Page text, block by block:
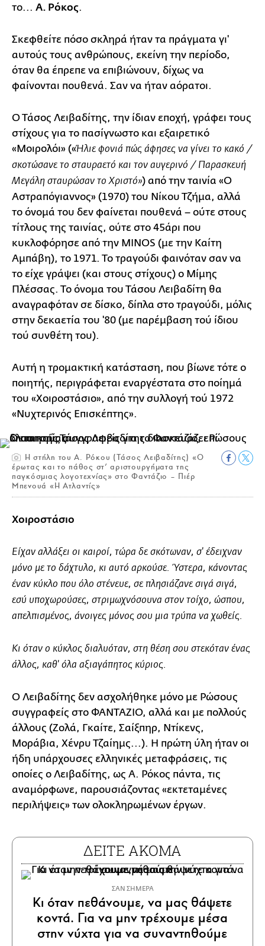
το... Α. Ρόκος.
Σκεφθείτε πόσο σκληρά ήταν τα πράγματα γι'
αυτούς τους ανθρώπους, εκείνη την περίοδο,
όταν θα έπρεπε να επιβιώνουν, δίχως να
φαίνονται πουθενά. Σαν να ήταν αόρατοι.
Ο Τάσος Λειβαδίτης, την ίδιαν εποχή, γράφει τους
στίχους για το πασίγνωστο και εξαιρετικό
«Μοιρολόι» («Ήλιε φονιά πώς άφησες να γίνει το κακό /
σκοτώσανε το σταυραετό και τον αυγερινό / Παρασκευή
Μεγάλη σταυρώσαν το Χριστό») από την ταινία «Ο
Αστραπόγιαννος» (1970) του Νίκου Τζήμα, αλλά
το όνομά του δεν φαίνεται πουθενά – ούτε στους
τίτλους της ταινίας, ούτε στο 45άρι που
κυκλοφόρησε από την MINOS (με την Καίτη
Αμπάβη), το 1971. Το τραγούδι φαινόταν σαν να
το είχε γράψει (και στους στίχους) ο Μίμης
Πλέσσας. Το όνομα του Τάσου Λειβαδίτη θα
αναγραφόταν σε δίσκο, δίπλα στο τραγούδι, μόλις
στην δεκαετία του '80 (με παρέμβαση τού ίδιου
τού συνθέτη του).
Αυτή η τρομακτική κατάσταση, που βίωνε τότε ο
ποιητής, περιγράφεται εναργέστατα στο ποίημά
του «Χοιροστάσιο», από την συλλογή τού 1972
«Νυχτερινός Επισκέπτης».
Η στήλη του Α. Ρόκου (Τάσος Λειβαδίτης) «Ο
έρωτας και το πάθος στ’ αριστουργήματα της
παγκόσμιας λογοτεχνίας» στο Φαντάζιο – Πιέρ
Μπενουά «Η Ατλαντίς»
Χοιροστάσιο
Είχαν αλλάξει οι καιροί, τώρα δε σκότωναν, σ' έδειχναν
μόνο με το δάχτυλο, κι αυτό αρκούσε. Ύστερα, κάνοντας
έναν κύκλο που όλο στένευε, σε πλησιάζανε σιγά σιγά,
εσύ υποχωρούσες, στριμωχνόσουνα στον τοίχο, ώσπου,
απελπισμένος, άνοιγες μόνος σου μια τρύπα να χωθείς.
Kι όταν ο κύκλος διαλυόταν, στη θέση σου στεκόταν ένας
άλλος, καθ' όλα αξιαγάπητος κύριος.
Ο Λειβαδίτης δεν ασχολήθηκε μόνο με Ρώσους
συγγραφείς στο ΦΑΝΤΑΖΙΟ, αλλά και με πολλούς
άλλους (Ζολά, Γκαίτε, Σαίξπηρ, Ντίκενς,
Μοράβια, Χένρυ Τζαίημς...). Η πρώτη ύλη ήταν οι
ήδη υπάρχουσες ελληνικές μεταφράσεις, τις
οποίες ο Λειβαδίτης, ως Α. Ρόκος πάντα, τις
αναμόρφωνε, παρουσιάζοντας «εκτεταμένες
περιλήψεις» των ολοκληρωμένων έργων.
ΔΕΙΤΕ ΑΚΟΜΑ
ΣΑΝ ΣΗΜΕΡΑ
Κι όταν πεθάνουμε, να μας θάψετε
κοντά. Για να μην τρέχουμε μέσα
στην νύχτα για να συναντηθούμε